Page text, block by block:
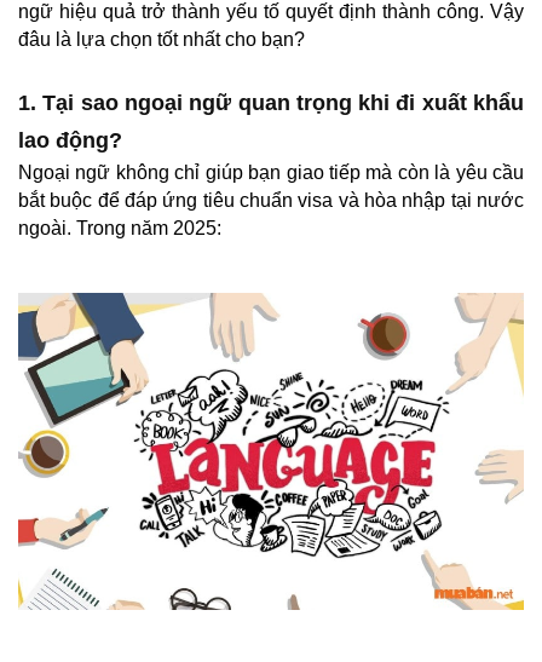
ngữ hiệu quả trở thành yếu tố quyết định thành công. Vậy
đâu là lựa chọn tốt nhất cho bạn?
1. Tại sao ngoại ngữ quan trọng khi đi xuất khẩu
lao động?
Ngoại ngữ không chỉ giúp bạn giao tiếp mà còn là yêu cầu
bắt buộc để đáp ứng tiêu chuẩn visa và hòa nhập tại nước
ngoài. Trong năm 2025: